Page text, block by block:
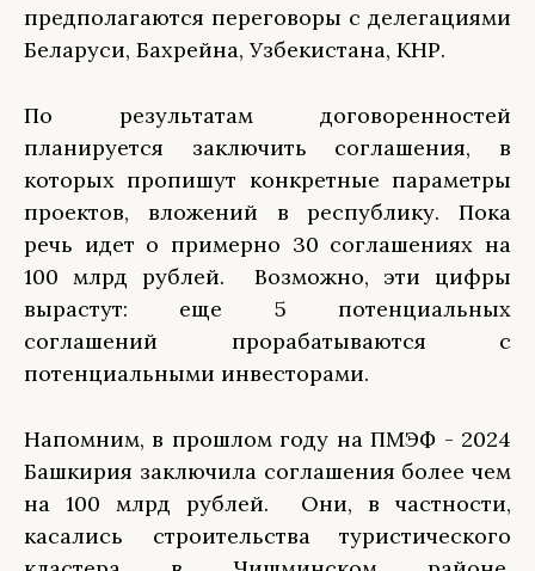
предполагаются переговоры с делегациями
Беларуси, Бахрейна, Узбекистана, КНР.
По результатам договоренностей
планируется заключить соглашения, в
которых пропишут конкретные параметры
проектов, вложений в республику. Пока
речь идет о примерно 30 соглашениях на
100 млрд рублей.
Возможно, эти цифры
вырастут: еще 5 потенциальных
соглашений прорабатываются с
потенциальными инвесторами.
Напомним, в прошлом году на ПМЭФ - 2024
Башкирия заключила соглашения более чем
на 100 млрд рублей. Они, в частности,
касались строительства туристического